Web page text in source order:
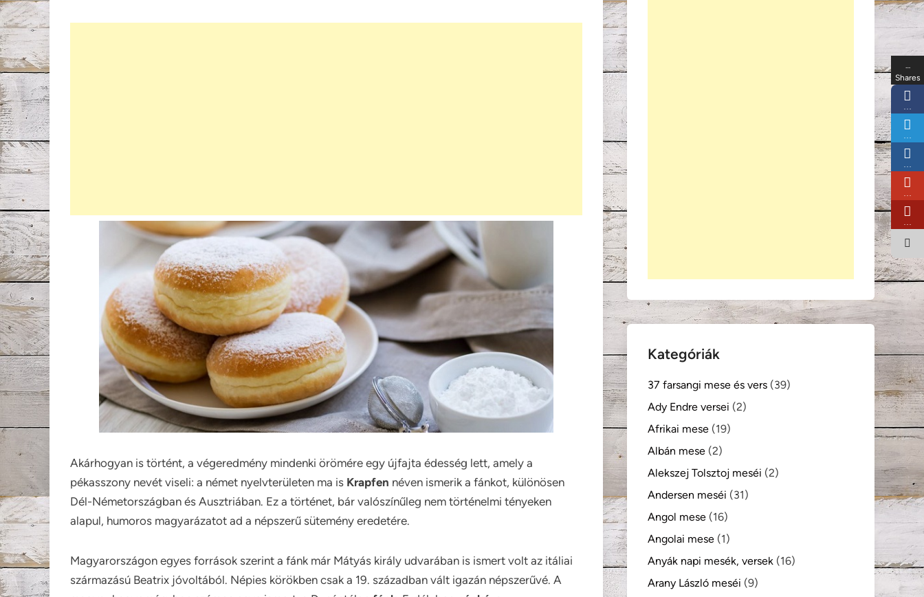
Akárhogyan is történt, a végeredmény mindenki örömére egy újfajta édesség lett, amely a
pékasszony nevét viseli: a német nyelvterületen ma is Krapfen néven ismerik a fánkot, különösen
Dél-Németországban és Ausztriában. Ez a történet, bár valószínűleg nem történelmi tényeken
alapul, humoros magyarázatot ad a népszerű sütemény eredetére.
Magyarországon egyes források szerint a fánk már Mátyás király udvarában is ismert volt az itáliai
származású Beatrix jóvoltából. Népies körökben csak a 19. században vált igazán népszerűvé. A
Kategóriák
37 farsangi mese és vers (39)
Ady Endre versei (2)
Afrikai mese (19)
Albán mese (2)
Alekszej Tolsztoj meséi (2)
Andersen meséi (31)
Angol mese (16)
Angolai mese (1)
Anyák napi mesék, versek (16)
Arany László meséi (9)
…
Shares
…
…
…
…
…